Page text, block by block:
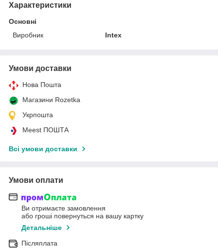
Характеристики
Основні
Виробник
Intex
Умови доставки
Нова Пошта
Магазини Rozetka
Укрпошта
Meest ПОШТА
Всі умови доставки
Умови оплати
Ви отримаєте замовлення
або гроші повернуться на вашу картку
Детальніше
Післяплата